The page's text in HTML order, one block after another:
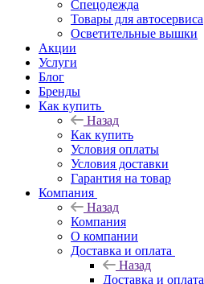
Спецодежда
Товары для автосервиса
Осветительные вышки
Акции
Услуги
Блог
Бренды
Как купить
Назад
Как купить
Условия оплаты
Условия доставки
Гарантия на товар
Компания
Назад
Компания
О компании
Доставка и оплата
Назад
Доставка и оплата